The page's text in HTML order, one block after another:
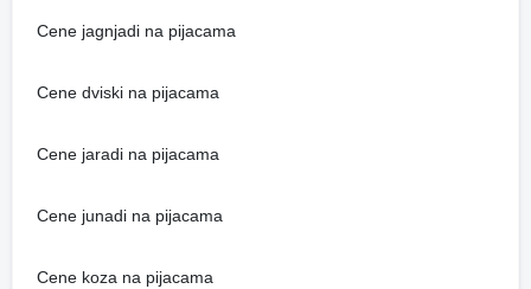
Cene jagnjadi na pijacama
Cene dviski na pijacama
Cene jaradi na pijacama
Cene junadi na pijacama
Cene koza na pijacama